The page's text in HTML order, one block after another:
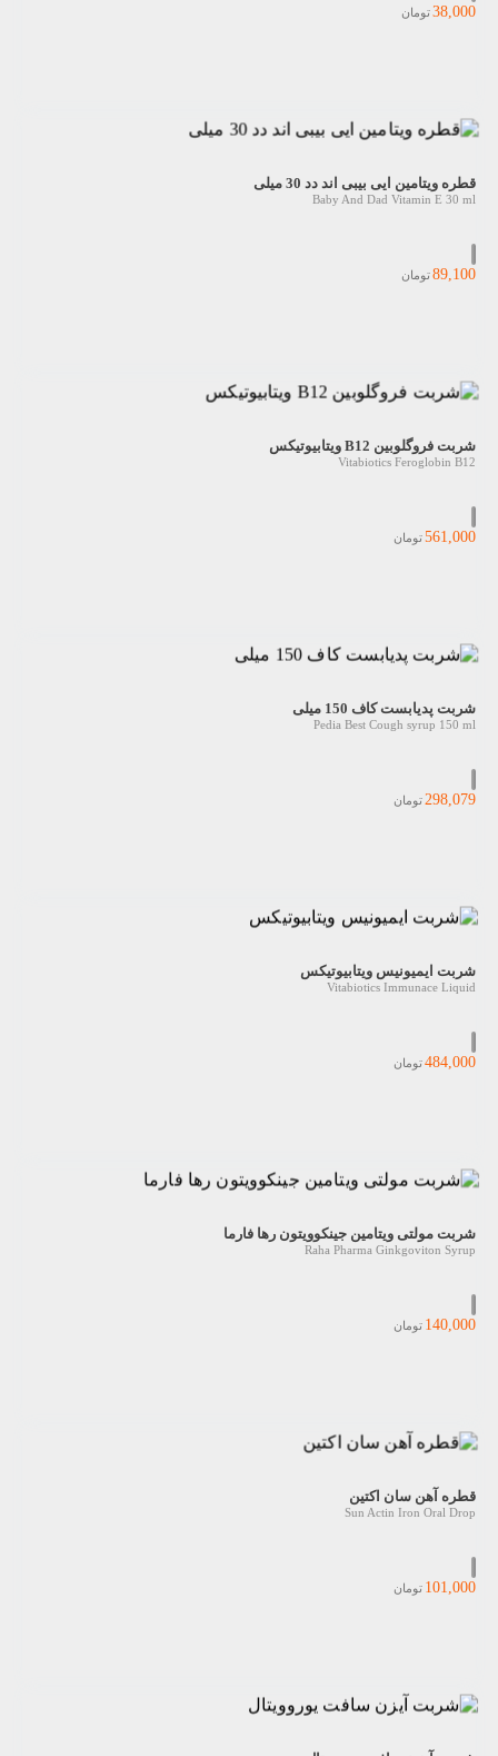
38,000تومان
قطره ویتامین ایی بیبی اند دد 30 میلی
Baby And Dad Vitamin E 30 ml
89,100تومان
شربت فروگلوبین B12 ویتابیوتیکس
Vitabiotics Feroglobin B12
561,000تومان
شربت پدیابست کاف 150 میلی
Pedia Best Cough syrup 150 ml
298,079تومان
شربت ایمیونیس ویتابیوتیکس
Vitabiotics Immunace Liquid
484,000تومان
شربت مولتی ویتامین جینکوویتون رها فارما
Raha Pharma Ginkgoviton Syrup
140,000 تومان
قطره آهن سان اکتین
Sun Actin Iron Oral Drop
101,000 تومان